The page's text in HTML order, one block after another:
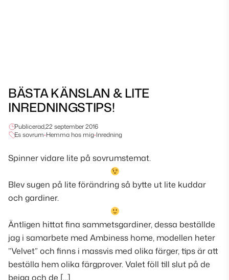
BÄSTA KÄNSLAN & LITE
INREDNINGSTIPS!
Publicerad,22 september 2016
Es sovrum•Hemma hos mig•Inredning
Spinner vidare lite på sovrumstemat.
Blev sugen på lite förändring så bytte ut lite kuddar
och gardiner.
Äntligen hittat fina sammetsgardiner, dessa beställde
jag i samarbete med Ambiness home, modellen heter
”Velvet” och finns i massvis med olika färger, tips är att
beställa hem olika färgprover. Valet föll till slut på de
beiga och de […]